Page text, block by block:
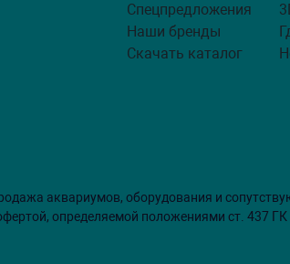
Спецпредложения
Наши бренды
Скачать каталог
аквариумов, оборудования и
определяемой положениями ст. 437